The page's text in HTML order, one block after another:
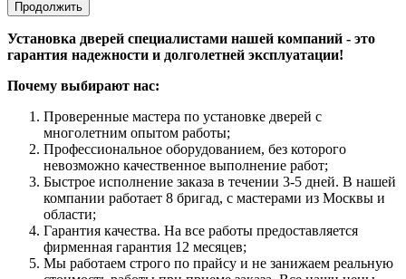
Продолжить
Установка дверей специалистами нашей компаний - это
гарантия надежности и долголетней эксплуатации!
Почему выбирают нас:
Проверенные мастера по установке дверей с
многолетним опытом работы;
Профессиональное оборудованием, без которого
невозможно качественное выполнение работ;
Быстрое исполнение заказа в течении 3-5 дней. В нашей
компании работает 8 бригад, с мастерами из Москвы и
области;
Гарантия качества. На все работы предоставляется
фирменная гарантия 12 месяцев;
Мы работаем строго по прайсу и не занижаем реальную